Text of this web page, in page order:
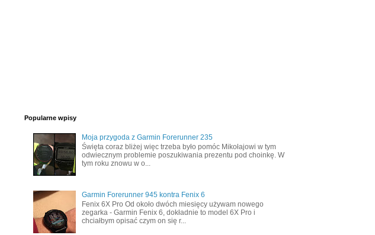
Popularne wpisy
Moja przygoda z Garmin Forerunner 235
Święta coraz bliżej więc trzeba było pomóc Mikołajowi w tym
odwiecznym problemie poszukiwania prezentu pod choinkę. W
tym roku znowu w o...
Garmin Forerunner 945 kontra Fenix 6
Fenix 6X Pro Od około dwóch miesięcy używam nowego
zegarka - Garmin Fenix 6, dokładnie to model 6X Pro i
chciałbym opisać czym on się r...